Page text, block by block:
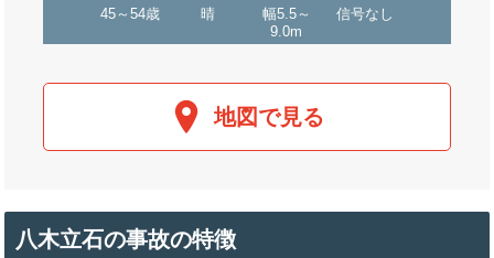
45～54歳 晴
幅5.5～
9.0m
信号なし
地図で見る
八木立石の事故の特徴